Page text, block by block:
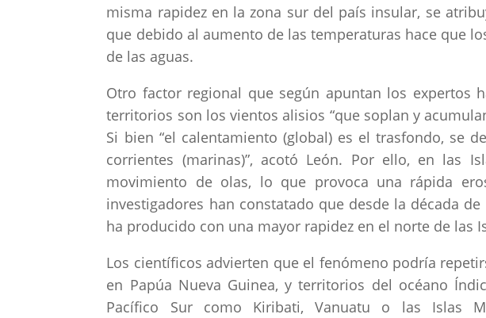
misma rapidez en la zona sur del país insular, se
que debido al aumento de las temperaturas hace que
de las aguas.
Otro factor regional que según apuntan los expertos
territorios son los vientos alisios “que soplan y
Si bien “el calentamiento (global) es el trasfondo, se
corrientes (marinas)”, acotó León. Por ello, en las
movimiento de olas, lo que provoca una rápida
investigadores han constatado que desde la década
ha producido con una mayor rapidez en el norte de las
Los científicos advierten que el fenómeno podría
en Papúa Nueva Guinea, y territorios del océano
Pacífico Sur como Kiribati, Vanuatu o las Islas